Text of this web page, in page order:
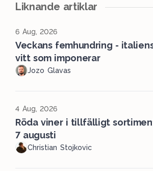
Liknande artiklar
6 Aug, 2026
Veckans femhundring -
vitt som imponerar
Jozo Glavas
4 Aug, 2026
Röda viner i tillfälligt
7 augusti
Christian Stojkovic